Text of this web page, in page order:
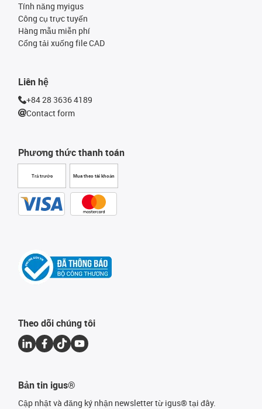
Phương thức thanh toán
Trả trước Mua theo tài khoản
Tính năng myigus
Công cụ trực tuyến
Hàng mẫu miễn phí
Cổng tải xuống file CAD
Liên hệ
+84 28 3636 4189
Contact form
Theo dõi chúng tôi
Bản tin igus®
Cập nhật và đăng ký nhận newsletter từ igus® tại đây.